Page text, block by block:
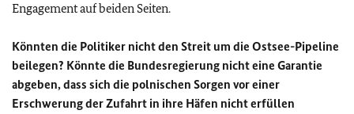
Engagement auf beiden Seiten.
Könnten die Politiker nicht den Streit um die Ostsee-Pipeline
beilegen? Könnte die Bundesregierung nicht eine Garantie
abgeben, dass sich die polnischen Sorgen vor einer
Erschwerung der Zufahrt in ihre Häfen nicht erfüllen